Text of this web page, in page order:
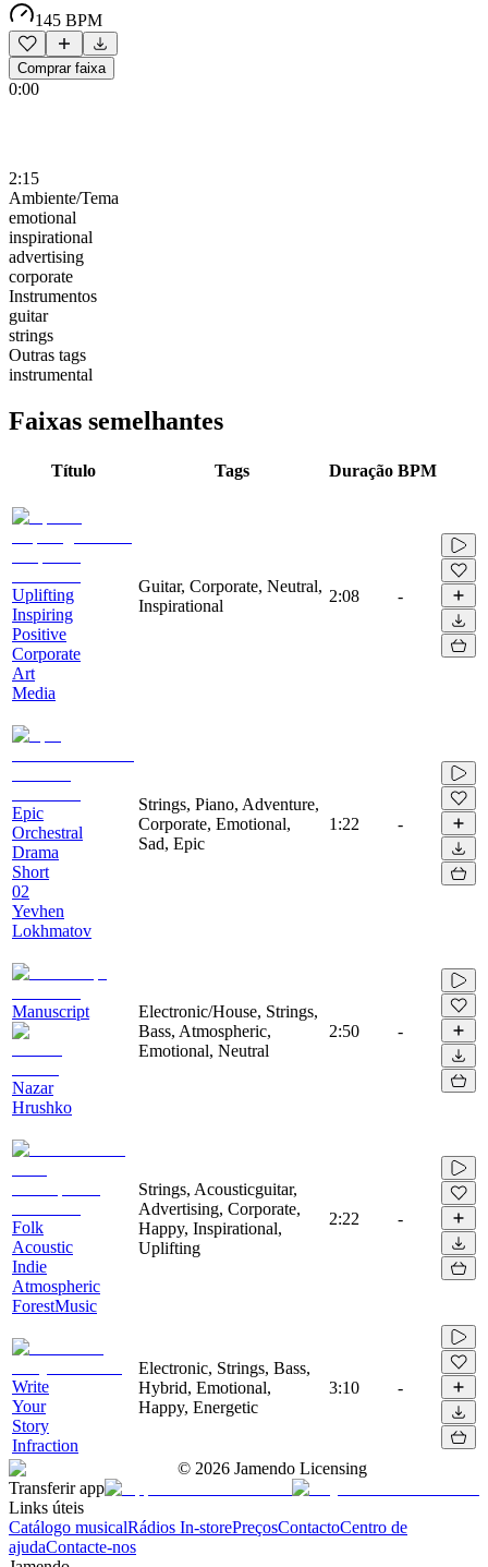
145 BPM
Comprar faixa
0:00
2:15
Ambiente/Tema
emotional
inspirational
advertising
corporate
Instrumentos
guitar
strings
Outras tags
instrumental
Faixas semelhantes
Título Tags Duração BPM
Uplifting
Inspiring
Positive
Corporate
Art
Media
Guitar, Corporate, Neutral,
Inspirational
2:08 -
Epic
Orchestral
Drama
Short
02
Yevhen
Lokhmatov
Strings, Piano, Adventure,
Corporate, Emotional,
Sad, Epic
1:22 -
Manuscript
Nazar
Hrushko
Electronic/House, Strings,
Bass, Atmospheric,
Emotional, Neutral
2:50 -
Folk
Acoustic
Indie
Atmospheric
ForestMusic
Strings, Acousticguitar,
Advertising, Corporate,
Happy, Inspirational,
Uplifting
2:22 -
Write
Your
Story
Infraction
Electronic, Strings, Bass,
Hybrid, Emotional,
Happy, Energetic
3:10 -
© 2026 Jamendo Licensing
Transferir app
Links úteis
Catálogo musicalRádios In-storePreçosContactoCentro de
ajudaContacte-nos